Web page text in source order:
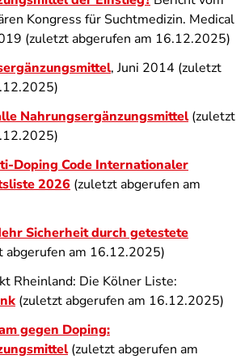
Kongress für Suchtmedizin. Medical
(zuletzt abgerufen am 16.12.2025)
, Juni 2014 (zuletzt
Nahrungsergänzungsmittel(zuletzt
Doping Code Internationaler
2026 (zuletzt abgerufen am
Sicherheit durch getestete
abgerufen am 16.12.2025)
Rheinland: Die Kölner Liste:
(zuletzt abgerufen am 16.12.2025)
gegen Doping:
(zuletzt abgerufen am